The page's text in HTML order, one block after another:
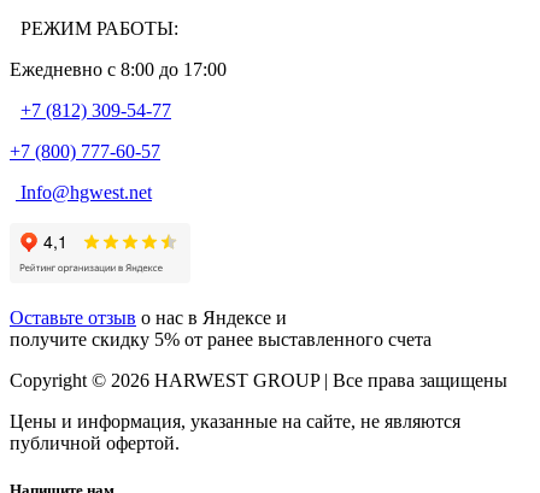
РЕЖИМ РАБОТЫ:
Ежедневно c 8:00 до 17:00
+7 (812) 309-54-77
+7 (800) 777-60-57
Info@hgwest.net
Оставьте отзыв о нас в Яндексе и
получите скидку 5% от ранее выставленного счета
Copyright © 2026 HARWEST GROUP | Все права защищены
Цены и информация, указанные на сайте, не являются
публичной офертой.